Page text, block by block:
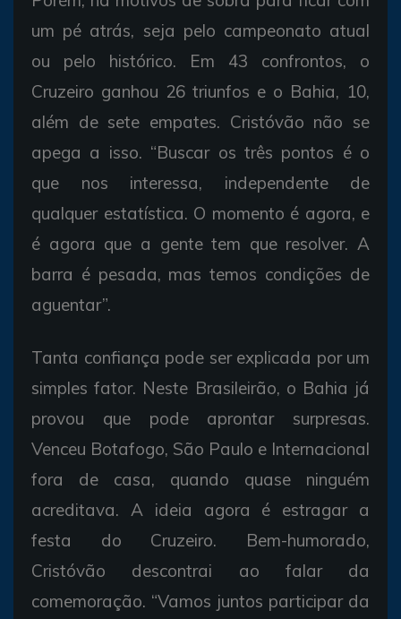
um pé atrás, seja pelo campeonato atual
ou pelo histórico. Em 43 confrontos, o
Cruzeiro ganhou 26 triunfos e o Bahia, 10,
além de sete empates. Cristóvão não se
apega a isso. “Buscar os três pontos é o
que nos interessa, independente de
qualquer estatística. O momento é agora, e
é agora que a gente tem que resolver. A
barra é pesada, mas temos condições de
aguentar”.
Tanta confiança pode ser explicada por um
simples fator. Neste Brasileirão, o Bahia já
provou que pode aprontar surpresas.
Venceu Botafogo, São Paulo e Internacional
fora de casa, quando quase ninguém
acreditava. A ideia agora é estragar a
festa do Cruzeiro. Bem-humorado,
Cristóvão descontrai ao falar da
comemoração. “Vamos juntos participar da